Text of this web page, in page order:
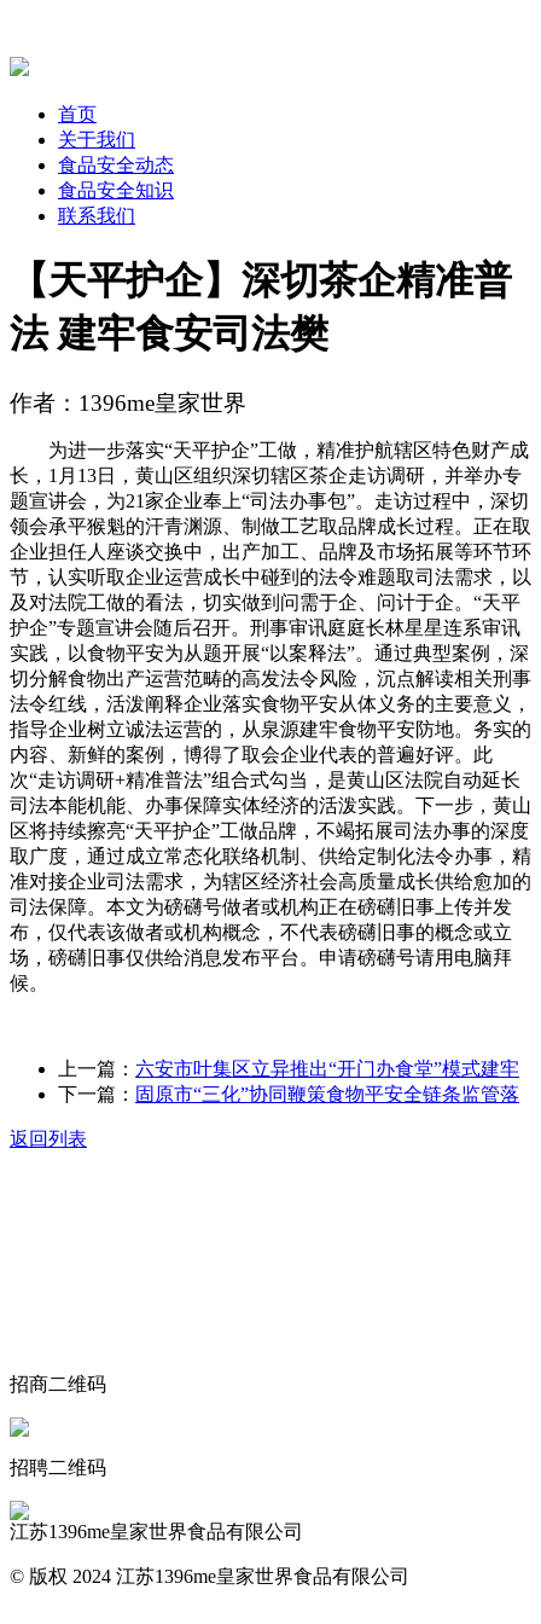
首页
关于我们
食品安全动态
食品安全知识
联系我们
【天平护企】深切茶企精准普
法 建牢食安司法樊
作者：1396me皇家世界
为进一步落实“天平护企”工做，精准护航辖区特色财产成
长，1月13日，黄山区组织深切辖区茶企走访调研，并举办专
题宣讲会，为21家企业奉上“司法办事包”。走访过程中，深切
领会承平猴魁的汗青渊源、制做工艺取品牌成长过程。正在取
企业担任人座谈交换中，出产加工、品牌及市场拓展等环节环
节，认实听取企业运营成长中碰到的法令难题取司法需求，以
及对法院工做的看法，切实做到问需于企、问计于企。“天平
护企”专题宣讲会随后召开。刑事审讯庭庭长林星星连系审讯
实践，以食物平安为从题开展“以案释法”。通过典型案例，深
切分解食物出产运营范畴的高发法令风险，沉点解读相关刑事
法令红线，活泼阐释企业落实食物平安从体义务的主要意义，
指导企业树立诚法运营的，从泉源建牢食物平安防地。务实的
内容、新鲜的案例，博得了取会企业代表的普遍好评。此
次“走访调研+精准普法”组合式勾当，是黄山区法院自动延长
司法本能机能、办事保障实体经济的活泼实践。下一步，黄山
区将持续擦亮“天平护企”工做品牌，不竭拓展司法办事的深度
取广度，通过成立常态化联络机制、供给定制化法令办事，精
准对接企业司法需求，为辖区经济社会高质量成长供给愈加的
司法保障。本文为磅礴号做者或机构正在磅礴旧事上传并发
布，仅代表该做者或机构概念，不代表磅礴旧事的概念或立
场，磅礴旧事仅供给消息发布平台。申请磅礴号请用电脑拜
候。
上一篇： 六安市叶集区立异推出“开门办食堂”模式建牢
下一篇： 固原市“三化”协同鞭策食物平安全链条监管落
返回列表
招商二维码
招聘二维码
江苏1396me皇家世界食品有限公司
© 版权 2024 江苏1396me皇家世界食品有限公司